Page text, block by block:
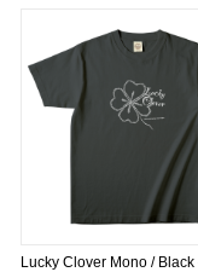
Lucky Clover Mono /